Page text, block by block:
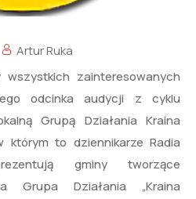
Artur Ruka
zainteresowanych
odcinka audycji z cyklu
Grupą Działania Kraina
którym to dziennikarze Radia
gminy tworzące
Grupa Działania „Kraina